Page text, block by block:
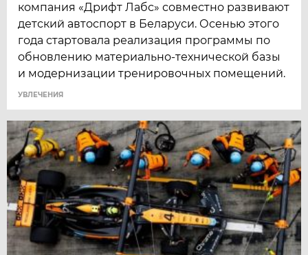
компания «Дрифт Лабс» совместно развивают
детский автоспорт в Беларуси. Осенью этого
года стартовала реализация программы по
обновлению материально-технической базы
и модернизации тренировочных помещений.
УВЛЕЧЕНИЯ